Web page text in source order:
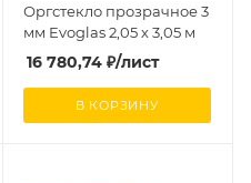
Оргстекло прозрачное 3
мм Evoglas 2,05 х 3,05 м
16 780,74₽/лист
В КОРЗИНУ